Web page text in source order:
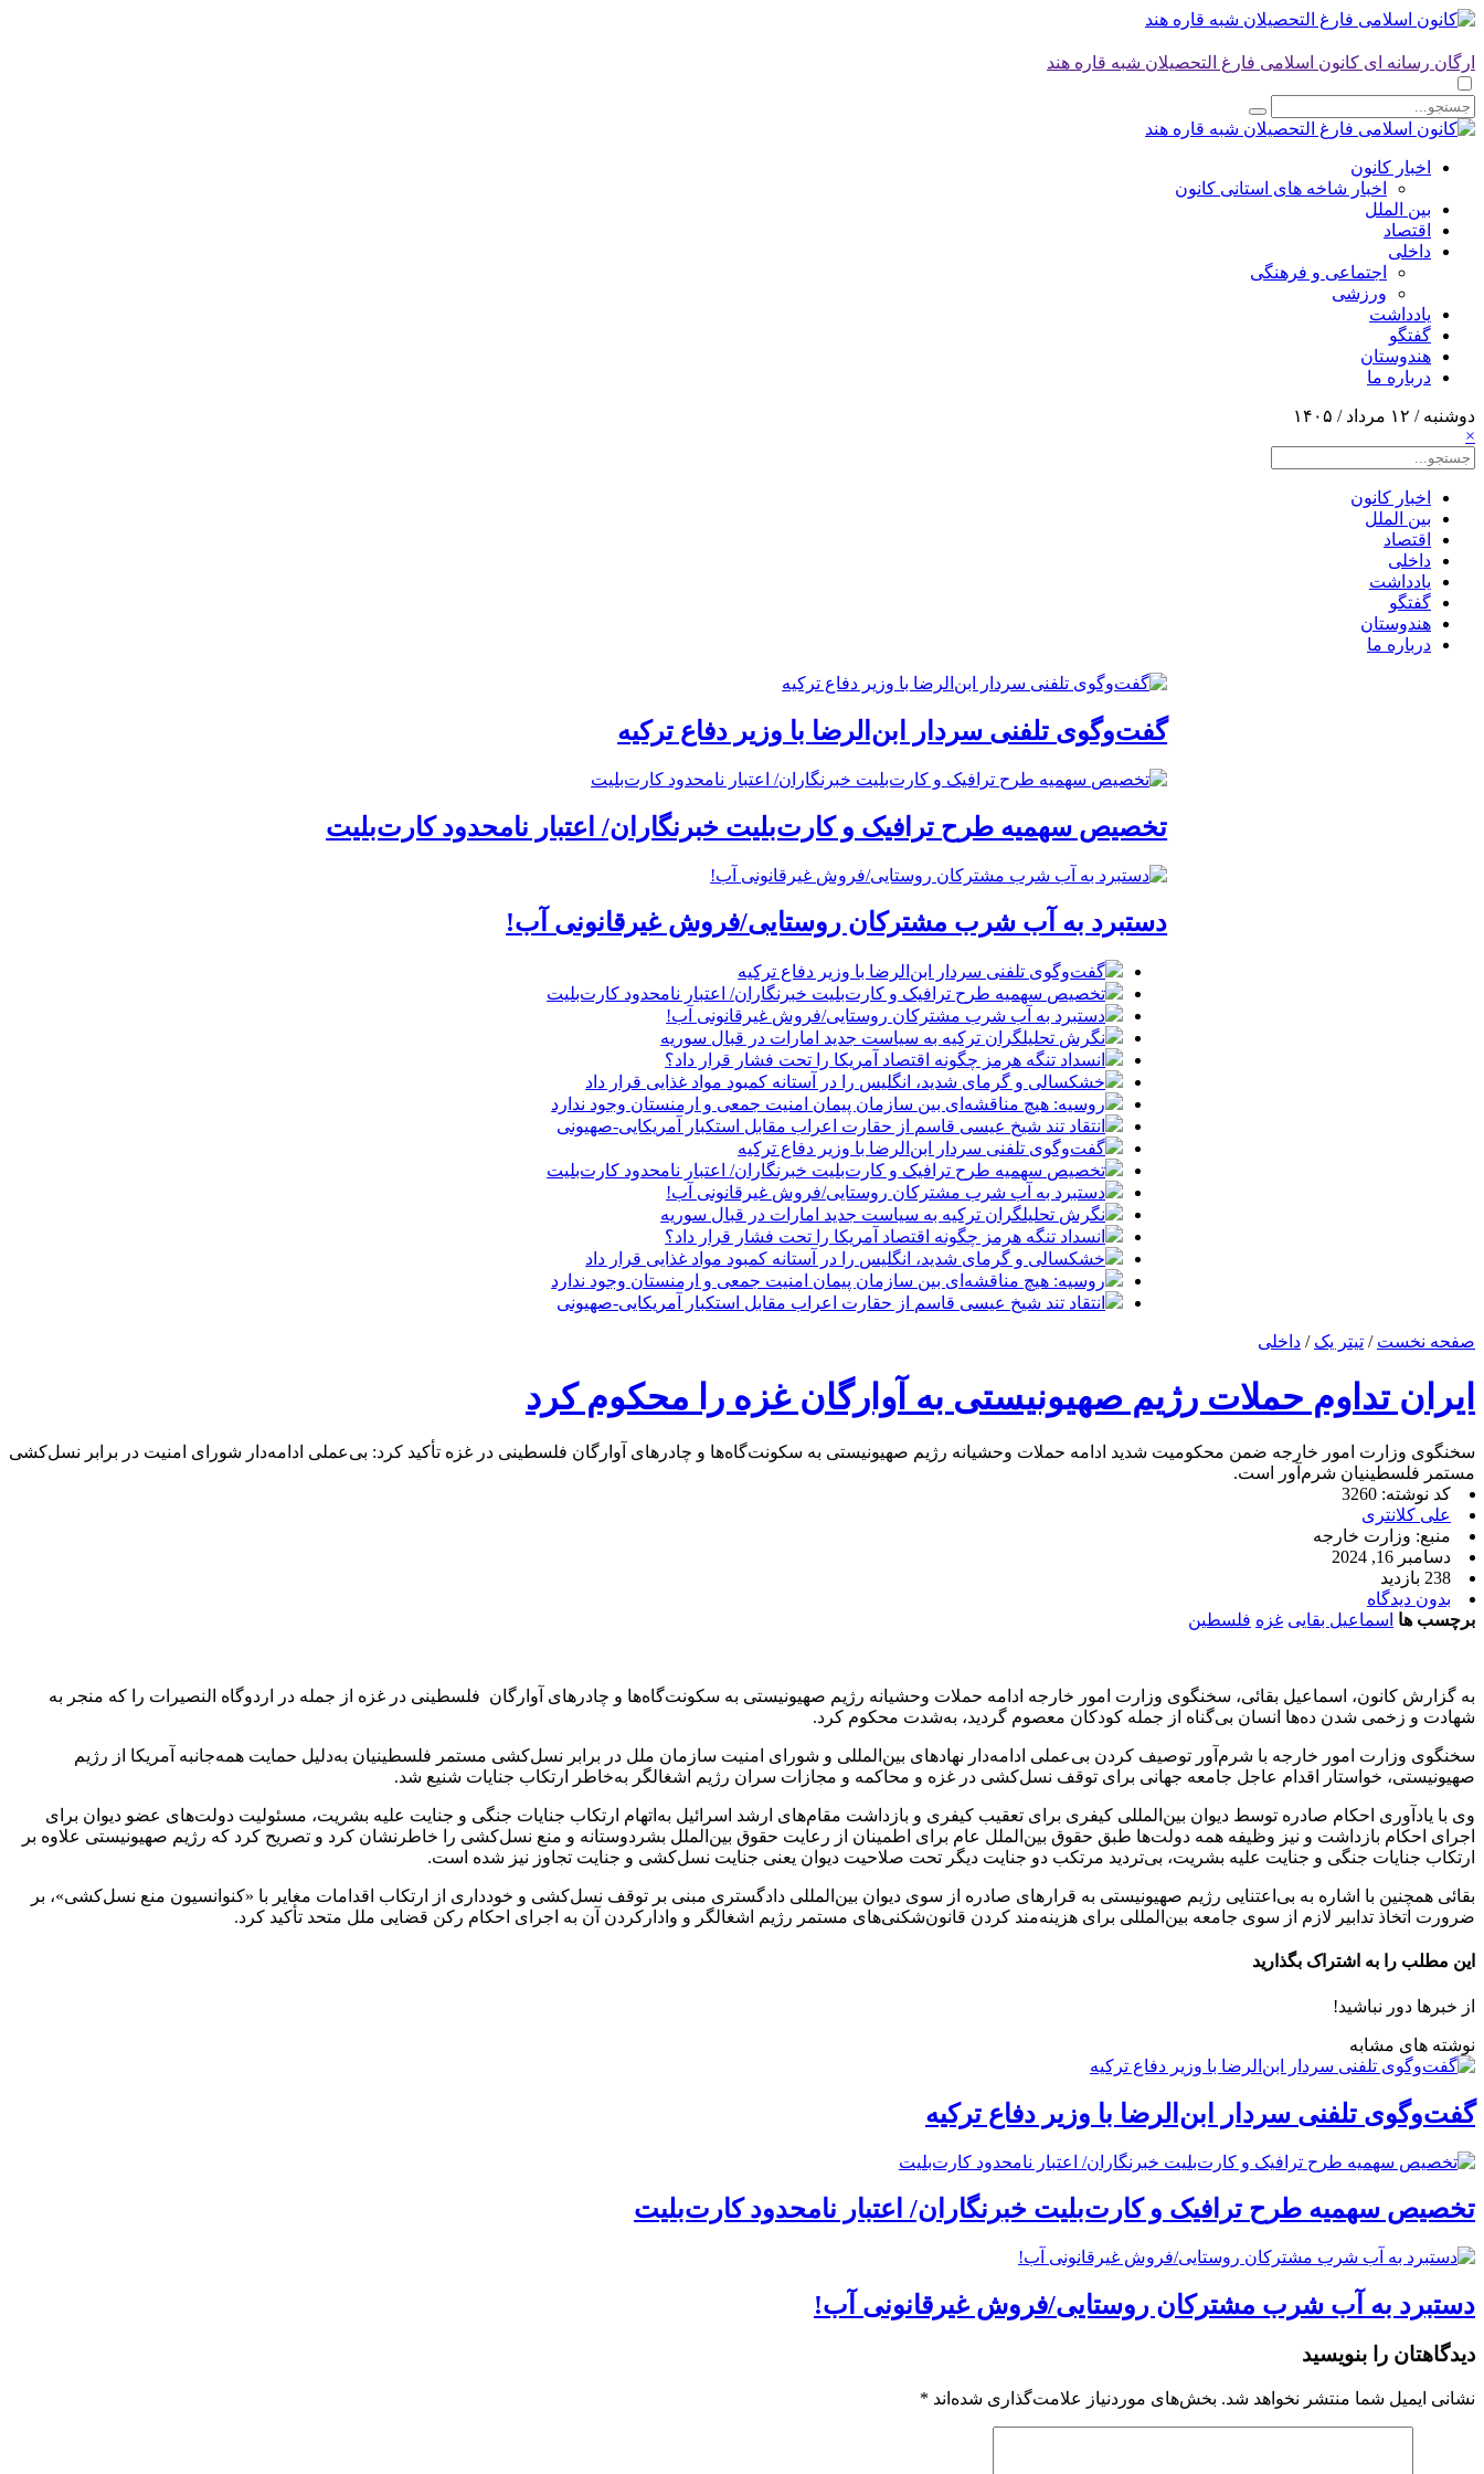
ارگان رسانه ای کانون اسلامی فارغ التحصیلان شبه قاره هند
اخبار کانون
اخبار شاخه های استانی کانون
بین الملل
اقتصاد
داخلی
اجتماعی و فرهنگی
ورزشی
یادداشت
گفتگو
هندوستان
درباره ما
دوشنبه / ۱۲ مرداد / ۱۴۰۵
×
اخبار کانون
بین الملل
اقتصاد
داخلی
یادداشت
گفتگو
هندوستان
درباره ما
گفت‌وگوی تلفنی سردار ابن‌الرضا با وزیر دفاع ترکیه
تخصیص سهمیه طرح ترافیک و کارت‌بلیت خبرنگاران/ اعتبار نامحدود کارت‌بلیت
دستبرد به آب شرب مشترکان روستایی/فروش غیرقانونی آب!
گفت‌وگوی تلفنی سردار ابن‌الرضا با وزیر دفاع ترکیه
تخصیص سهمیه طرح ترافیک و کارت‌بلیت خبرنگاران/ اعتبار نامحدود کارت‌بلیت
دستبرد به آب شرب مشترکان روستایی/فروش غیرقانونی آب!
نگرش تحلیلگران ترکیه به سیاست جدید امارات در قبال سوریه
انسداد تنگه هرمز چگونه اقتصاد آمریکا را تحت فشار قرار داد؟
خشکسالی و گرمای شدید، انگلیس را در آستانه کمبود مواد غذایی قرار داد
روسیه: هیچ مناقشه‌ای بین سازمان پیمان امنیت جمعی و ارمنستان وجود ندارد
انتقاد تند شیخ عیسی قاسم از حقارت اعراب مقابل استکبار آمریکایی-صهیونی
گفت‌وگوی تلفنی سردار ابن‌الرضا با وزیر دفاع ترکیه
تخصیص سهمیه طرح ترافیک و کارت‌بلیت خبرنگاران/ اعتبار نامحدود کارت‌بلیت
دستبرد به آب شرب مشترکان روستایی/فروش غیرقانونی آب!
نگرش تحلیلگران ترکیه به سیاست جدید امارات در قبال سوریه
انسداد تنگه هرمز چگونه اقتصاد آمریکا را تحت فشار قرار داد؟
خشکسالی و گرمای شدید، انگلیس را در آستانه کمبود مواد غذایی قرار داد
روسیه: هیچ مناقشه‌ای بین سازمان پیمان امنیت جمعی و ارمنستان وجود ندارد
انتقاد تند شیخ عیسی قاسم از حقارت اعراب مقابل استکبار آمریکایی-صهیونی
صفحه نخست / تیتر یک / داخلی
ایران تداوم حملات رژیم صهیونیستی به آوارگان غزه را محکوم کرد
سخنگوی وزارت امور خارجه ضمن محکومیت شدید ادامه حملات وحشیانه رژیم صهیونیستی به سکونت‌گاه‌ها و چادرهای آوارگان فلسطینی در غزه تأکید کرد: بی‌عملی ادامه‌دار شورای امنیت در برابر نسل‌کشی
مستمر فلسطینیان شرم‌آور است.
کد نوشته: 3260
علی کلانتری
منبع: وزارت خارجه
دسامبر 16, 2024
238 بازدید
بدون دیدگاه
برچسب ها اسماعیل بقایی غزه فلسطین
به گزارش کانون، اسماعیل بقائی، سخنگوی وزارت امور خارجه ادامه حملات وحشیانه رژیم صهیونیستی به سکونت‌گاه‌ها و چادرهای آوارگان فلسطینی در غزه از جمله در اردوگاه النصیرات را که منجر به
شهادت و زخمی شدن ده‌ها انسان بی‌‌گناه از جمله کودکان معصوم گردید، به‌شدت محکوم کرد.
سخنگوی وزارت امور خارجه با شرم‌آور توصیف کردن بی‌عملی ادامه‌دار نهادهای بین‌المللی و شورای امنیت سازمان ملل در برابر نسل‌کشی مستمر فلسطینیان به‌دلیل حمایت همه‌جانبه آمریکا از رژیم
صهیونیستی، خواستار اقدام عاجل جامعه جهانی برای توقف نسل‌کشی در غزه و محاکمه و مجازات سران رژیم اشغالگر به‌خاطر ارتکاب جنایات شنیع شد.
وی با یادآوری احکام صادره توسط دیوان بین‌المللی کیفری برای تعقیب کیفری و بازداشت مقام‌های ارشد اسرائیل به‌اتهام ارتکاب جنایات جنگی و جنایت علیه بشریت، مسئولیت دولت‌های عضو دیوان برای
اجرای احکام بازداشت و نیز وظیفه همه دولت‌ها طبق حقوق بین‌الملل عام برای اطمینان از رعایت حقوق بین‌الملل بشردوستانه و منع نسل‌کشی را خاطرنشان کرد و تصریح کرد که رژیم صهیونیستی علاوه بر
ارتکاب جنایات جنگی و جنایت علیه بشریت، بی‌تردید مرتکب دو جنایت دیگر تحت صلاحیت دیوان یعنی جنایت نسل‌کشی و جنایت تجاوز نیز شده است.
بقائی همچنین با اشاره به بی‌اعتنایی رژیم صهیونیستی به قرارهای صادره از سوی دیوان بین‌المللی دادگستری مبنی بر توقف نسل‌کشی و خودداری از ارتکاب اقدامات مغایر با «کنوانسیون منع نسل‌کشی»، بر
ضرورت اتخاذ تدابیر لازم از سوی جامعه بین‌المللی برای هزینه‌مند کردن قانون‌شکنی‌های مستمر رژیم اشغالگر و وادارکردن آن به اجرای احکام رکن قضایی ملل متحد تأکید کرد.
این مطلب را به اشتراک بگذارید
از خبرها دور نباشید!
نوشته های مشابه
گفت‌وگوی تلفنی سردار ابن‌الرضا با وزیر دفاع ترکیه
تخصیص سهمیه طرح ترافیک و کارت‌بلیت خبرنگاران/ اعتبار نامحدود کارت‌بلیت
دستبرد به آب شرب مشترکان روستایی/فروش غیرقانونی آب!
دیدگاهتان را بنویسید
نشانی ایمیل شما منتشر نخواهد شد. بخش‌های موردنیاز علامت‌گذاری شده‌اند *